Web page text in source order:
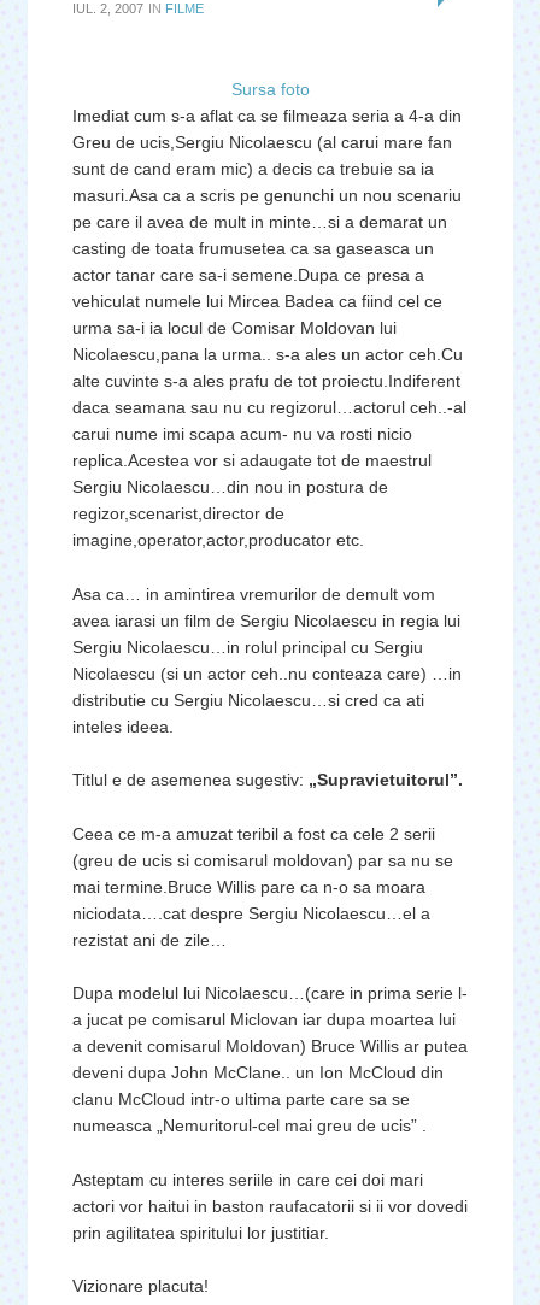
IUL. 2, 2007 IN FILME
Sursa foto
Imediat cum s-a aflat ca se filmeaza seria a 4-a din
Greu de ucis,Sergiu Nicolaescu (al carui mare fan
sunt de cand eram mic) a decis ca trebuie sa ia
masuri.Asa ca a scris pe genunchi un nou scenariu
pe care il avea de mult in minte…si a demarat un
casting de toata frumusetea ca sa gaseasca un
actor tanar care sa-i semene.Dupa ce presa a
vehiculat numele lui Mircea Badea ca fiind cel ce
urma sa-i ia locul de Comisar Moldovan lui
Nicolaescu,pana la urma.. s-a ales un actor ceh.Cu
alte cuvinte s-a ales prafu de tot proiectu.Indiferent
daca seamana sau nu cu regizorul…actorul ceh..-al
carui nume imi scapa acum- nu va rosti nicio
replica.Acestea vor si adaugate tot de maestrul
Sergiu Nicolaescu…din nou in postura de
regizor,scenarist,director de
imagine,operator,actor,producator etc.
Asa ca… in amintirea vremurilor de demult vom
avea iarasi un film de Sergiu Nicolaescu in regia lui
Sergiu Nicolaescu…in rolul principal cu Sergiu
Nicolaescu (si un actor ceh..nu conteaza care) …in
distributie cu Sergiu Nicolaescu…si cred ca ati
inteles ideea.
Titlul e de asemenea sugestiv: „Supravietuitorul”.
Ceea ce m-a amuzat teribil a fost ca cele 2 serii
(greu de ucis si comisarul moldovan) par sa nu se
mai termine.Bruce Willis pare ca n-o sa moara
niciodata….cat despre Sergiu Nicolaescu…el a
rezistat ani de zile…
Dupa modelul lui Nicolaescu…(care in prima serie l-
a jucat pe comisarul Miclovan iar dupa moartea lui
a devenit comisarul Moldovan) Bruce Willis ar putea
deveni dupa John McClane.. un Ion McCloud din
clanu McCloud intr-o ultima parte care sa se
numeasca „Nemuritorul-cel mai greu de ucis” .
Asteptam cu interes seriile in care cei doi mari
actori vor haitui in baston raufacatorii si ii vor dovedi
prin agilitatea spiritului lor justitiar.
Vizionare placuta!